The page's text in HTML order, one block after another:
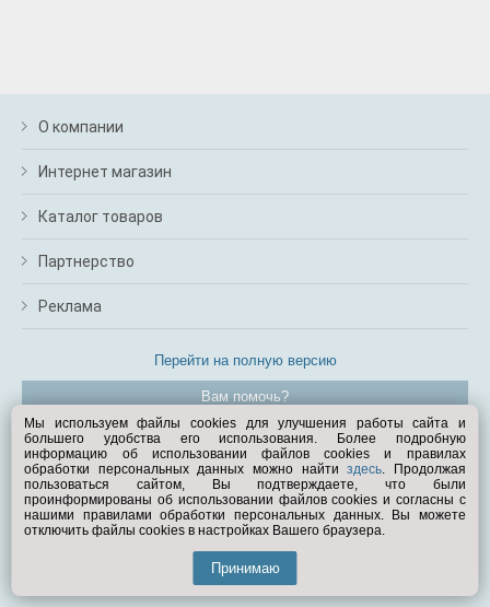
О компании
Интернет магазин
Каталог товаров
Партнерство
Реклама
Перейти на полную версию
Вам помочь?
© Exist.ru 1998—2026
Мы используем файлы cookies для улучшения работы сайта и
большего удобства его использования. Более подробную
информацию об использовании файлов cookies и правилах
обработки персональных данных можно найтиздесь. Продолжая
пользоваться сайтом, Вы подтверждаете, что были
проинформированы об использовании файлов cookies и согласны с
нашими правилами обработки персональных данных. Вы можете
отключить файлы cookies в настройках Вашего браузера.
Принимаю